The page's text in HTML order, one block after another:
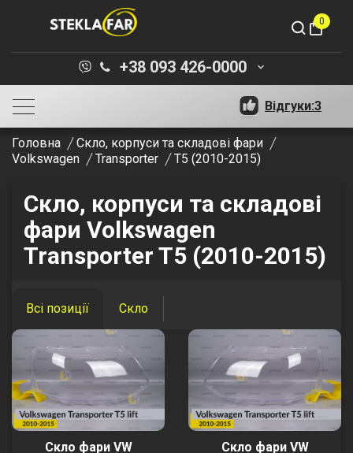
shopping_bag
0
+38 093 426-0000 keyboard_arrow_down
Відгуки:3
Головна
Скло, корпуси та складові фари
Volkswagen
Transporter T5 (2010-2015)
Скло, корпуси та складові
фари Volkswagen
Transporter T5 (2010-2015)
Всі позиції Скло
Скло фари VW
Скло фари VW